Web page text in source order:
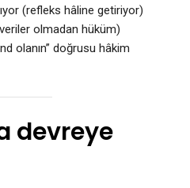
(refleks hâline getiriyor)
(veriler olmadan hüküm)
olanın” doğrusu hâkim
devreye